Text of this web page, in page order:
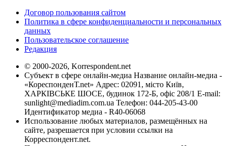
Договор пользования сайтом
Политика в сфере конфиденциальности и персональных
данных
Пользовательское соглашение
Редакция
© 2000-2026, Korrespondent.net
Субъект в сфере онлайн-медиа Название онлайн-медиа -
«КореспонденТ.net» Адрес: 02091, місто Київ,
ХАРКІВСЬКЕ ШОСЕ, будинок 172-Б, офіс 208/1 E-mail:
sunlight@mediadim.com.ua Телефон: 044-205-43-00
Идентификатор медиа - R40-06068
Использование любых материалов, размещённых на
сайте, разрешается при условии ссылки на
Корреспондент.net.